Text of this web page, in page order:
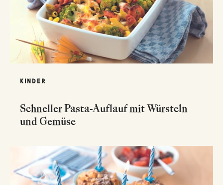
KINDER
Schneller Pasta-Auflauf mit Würsteln
und Gemüse